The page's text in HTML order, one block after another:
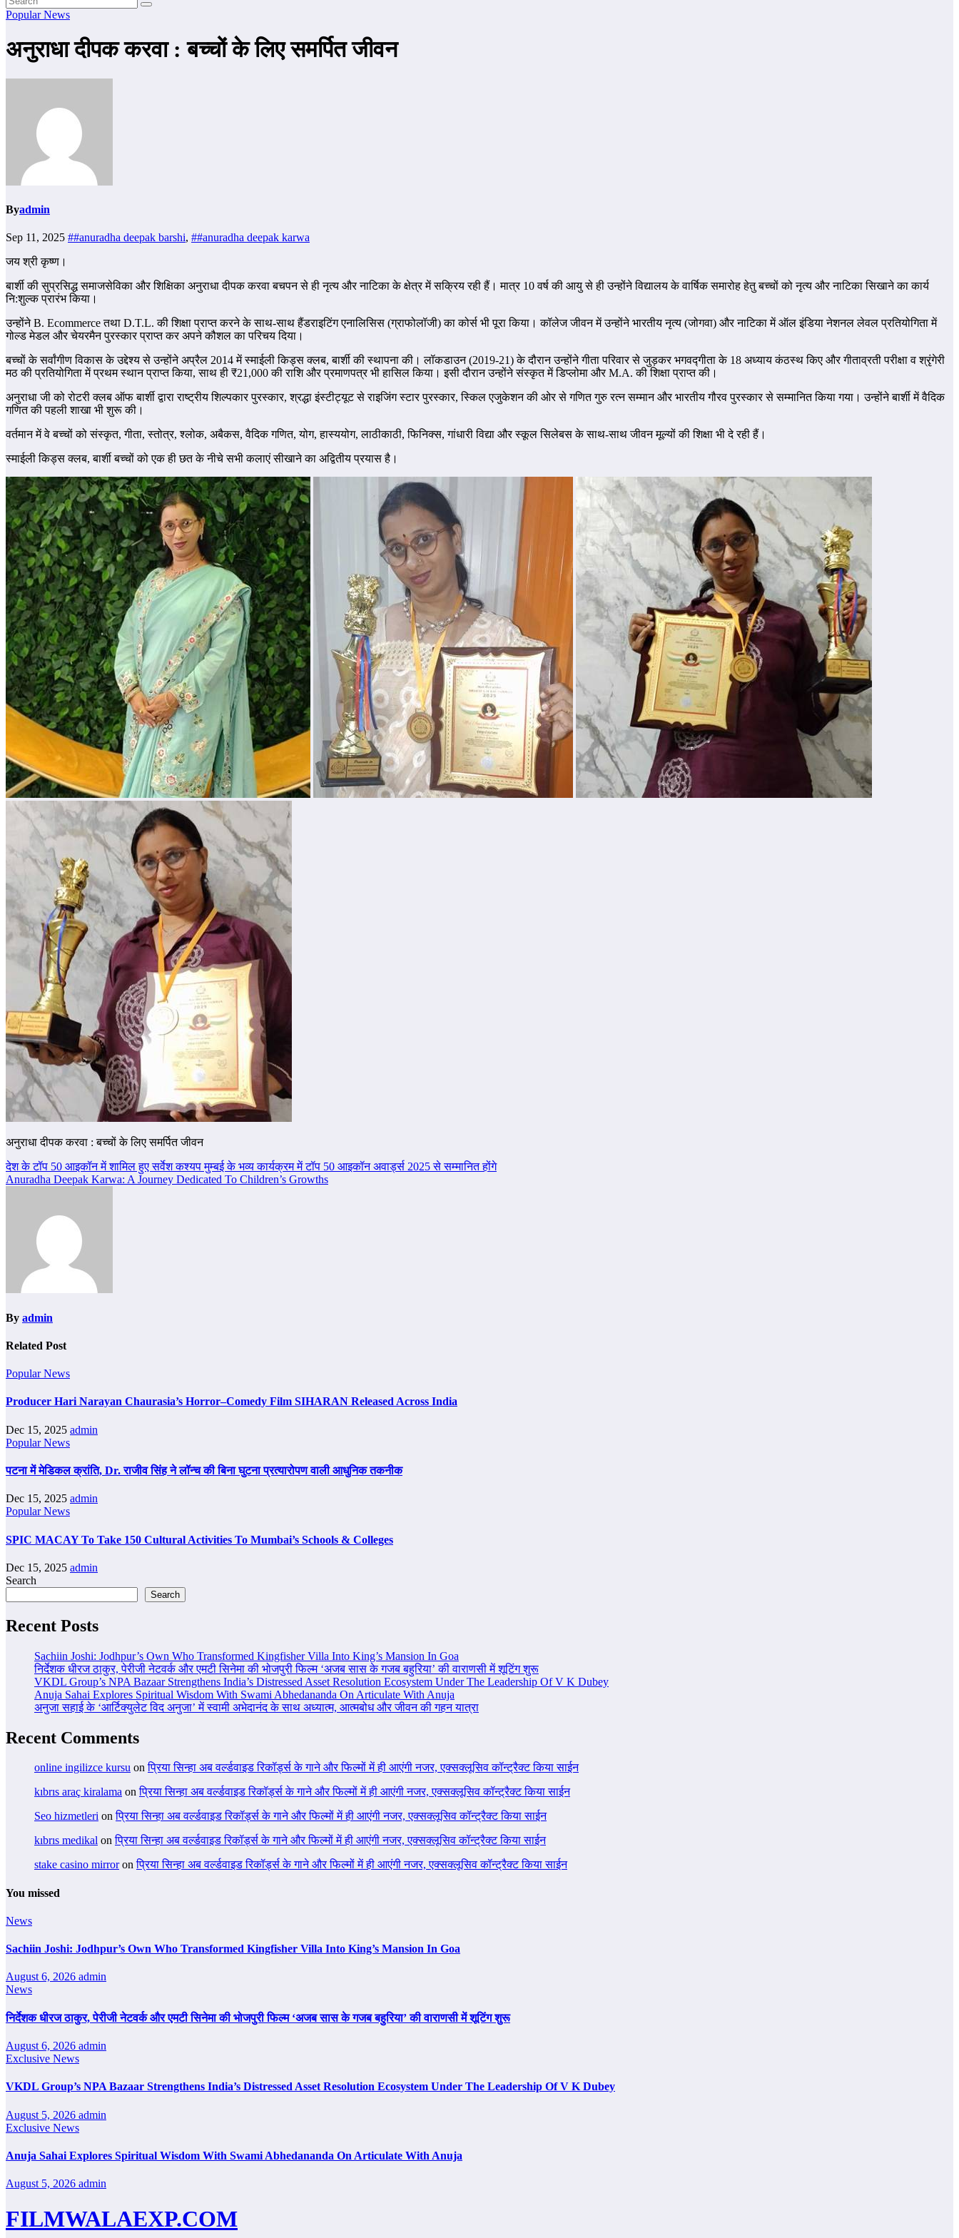
Popular News
अनुराधा दीपक करवा : बच्चों के लिए समर्पित जीवन
Byadmin
Sep 11, 2025 ##anuradha deepak barshi, ##anuradha deepak karwa
जय श्री कृष्ण।
बार्शी की सुप्रसिद्ध समाजसेविका और शिक्षिका अनुराधा दीपक करवा बचपन से ही नृत्य और नाटिका के क्षेत्र में सक्रिय रही हैं। मात्र 10 वर्ष की आयु से ही उन्होंने विद्यालय के वार्षिक समारोह हेतु बच्चों को नृत्य और नाटिका सिखाने का कार्य
नि:शुल्क प्रारंभ किया।
उन्होंने B. Ecommerce तथा D.T.L. की शिक्षा प्राप्त करने के साथ-साथ हैंडराइटिंग एनालिसिस (ग्राफोलॉजी) का कोर्स भी पूरा किया। कॉलेज जीवन में उन्होंने भारतीय नृत्य (जोगवा) और नाटिका में ऑल इंडिया नेशनल लेवल प्रतियोगिता में
गोल्ड मेडल और चेयरमैन पुरस्कार प्राप्त कर अपने कौशल का परिचय दिया।
बच्चों के सर्वांगीण विकास के उद्देश्य से उन्होंने अप्रैल 2014 में स्माईली किड्स क्लब, बार्शी की स्थापना की। लॉकडाउन (2019-21) के दौरान उन्होंने गीता परिवार से जुड़कर भगवद्गीता के 18 अध्याय कंठस्थ किए और गीताव्रती परीक्षा व श्रृंगेरी
मठ की प्रतियोगिता में प्रथम स्थान प्राप्त किया, साथ ही ₹21,000 की राशि और प्रमाणपत्र भी हासिल किया। इसी दौरान उन्होंने संस्कृत में डिप्लोमा और M.A. की शिक्षा प्राप्त की।
अनुराधा जी को रोटरी क्लब ऑफ बार्शी द्वारा राष्ट्रीय शिल्पकार पुरस्कार, श्रद्धा इंस्टीट्यूट से राइजिंग स्टार पुरस्कार, स्किल एजुकेशन की ओर से गणित गुरु रत्न सम्मान और भारतीय गौरव पुरस्कार से सम्मानित किया गया। उन्होंने बार्शी में वैदिक
गणित की पहली शाखा भी शुरू की।
वर्तमान में वे बच्चों को संस्कृत, गीता, स्तोत्र, श्लोक, अबैकस, वैदिक गणित, योग, हास्ययोग, लाठीकाठी, फिनिक्स, गांधारी विद्या और स्कूल सिलेबस के साथ-साथ जीवन मूल्यों की शिक्षा भी दे रही हैं।
स्माईली किड्स क्लब, बार्शी बच्चों को एक ही छत के नीचे सभी कलाएं सीखाने का अद्वितीय प्रयास है।
अनुराधा दीपक करवा : बच्चों के लिए समर्पित जीवन
Post
navigation
देश के टॉप 50 आइकॉन में शामिल हुए सर्वेश कश्यप मुम्बई के भव्य कार्यक्रम में टॉप 50 आइकॉन अवार्ड्स 2025 से सम्मानित होंगे
Anuradha Deepak Karwa: A Journey Dedicated To Children’s Growths
By admin
Related Post
Popular News
Producer Hari Narayan Chaurasia’s Horror–Comedy Film SIHARAN Released Across India
Dec 15, 2025 admin
Popular News
पटना में मेडिकल क्रांति, Dr. राजीव सिंह ने लॉन्च की बिना घुटना प्रत्यारोपण वाली आधुनिक तकनीक
Dec 15, 2025 admin
Popular News
SPIC MACAY To Take 150 Cultural Activities To Mumbai’s Schools & Colleges
Dec 15, 2025 admin
Search
Search
Recent Posts
Sachiin Joshi: Jodhpur’s Own Who Transformed Kingfisher Villa Into King’s Mansion In Goa
निर्देशक धीरज ठाकुर, पेरीजी नेटवर्क और एमटी सिनेमा की भोजपुरी फिल्म ‘अजब सास के गजब बहुरिया’ की वाराणसी में शूटिंग शुरू
VKDL Group’s NPA Bazaar Strengthens India’s Distressed Asset Resolution Ecosystem Under The Leadership Of V K Dubey
Anuja Sahai Explores Spiritual Wisdom With Swami Abhedananda On Articulate With Anuja
अनुजा सहाई के ‘आर्टिक्युलेट विद अनुजा’ में स्वामी अभेदानंद के साथ अध्यात्म, आत्मबोध और जीवन की गहन यात्रा
Recent Comments
online ingilizce kursu onप्रिया सिन्हा अब वर्ल्डवाइड रिकॉर्ड्स के गाने और फिल्मों में ही आएंगी नजर, एक्सक्लूसिव कॉन्ट्रैक्ट किया साईन
kıbrıs araç kiralama onप्रिया सिन्हा अब वर्ल्डवाइड रिकॉर्ड्स के गाने और फिल्मों में ही आएंगी नजर, एक्सक्लूसिव कॉन्ट्रैक्ट किया साईन
Seo hizmetleri onप्रिया सिन्हा अब वर्ल्डवाइड रिकॉर्ड्स के गाने और फिल्मों में ही आएंगी नजर, एक्सक्लूसिव कॉन्ट्रैक्ट किया साईन
kıbrıs medikal onप्रिया सिन्हा अब वर्ल्डवाइड रिकॉर्ड्स के गाने और फिल्मों में ही आएंगी नजर, एक्सक्लूसिव कॉन्ट्रैक्ट किया साईन
stake casino mirroronप्रिया सिन्हा अब वर्ल्डवाइड रिकॉर्ड्स के गाने और फिल्मों में ही आएंगी नजर, एक्सक्लूसिव कॉन्ट्रैक्ट किया साईन
You missed
News
Sachiin Joshi: Jodhpur’s Own Who Transformed Kingfisher Villa Into King’s Mansion In Goa
August 6, 2026 admin
News
निर्देशक धीरज ठाकुर, पेरीजी नेटवर्क और एमटी सिनेमा की भोजपुरी फिल्म ‘अजब सास के गजब बहुरिया’ की वाराणसी में शूटिंग शुरू
August 6, 2026 admin
Exclusive News
VKDL Group’s NPA Bazaar Strengthens India’s Distressed Asset Resolution Ecosystem Under The Leadership Of V K Dubey
August 5, 2026 admin
Exclusive News
Anuja Sahai Explores Spiritual Wisdom With Swami Abhedananda On Articulate With Anuja
August 5, 2026 admin
FILMWALAEXP.COM